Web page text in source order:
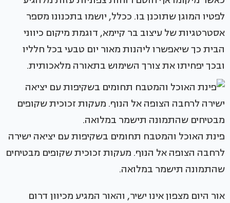
לפטיו המוגן שתוכנן בו. ככלל, יושמו בתכנונו מספר
אסטרטגיות של עיצוב בר קיימא, דוגמת מיקום כיווני
הבית כך שיאפשרו ליהנות מאור יום טבעי בכל חלליו
ובכך יפחיתו את צורך השימוש בתאורה מלאכותית.
פינת האוכל והמטבח תחומים בשקיפות עם יציאה ישירה
לרחבה הצופה אל הנוף. מעקות זכוכית שקופים מבטיחים
שהתמונה תישמר במלואה.
אור היום מצפון אינו ישיר, והאור המגיע מכיוון דרום